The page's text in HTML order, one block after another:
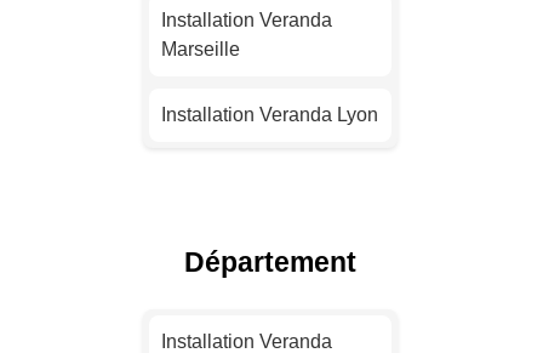
Installation Veranda
Marseille
Installation Veranda Lyon
Installation Veranda Nice
Installation Veranda
Département
Installation Veranda